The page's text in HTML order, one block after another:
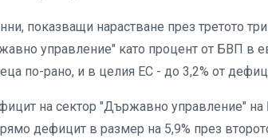
показващи нарастване през третото
управление" като процент от БВП в
по-рано, и в целия ЕС - до 3,2% от
на сектор "Държавно управление" на
дефицит в размер на 5,9% през